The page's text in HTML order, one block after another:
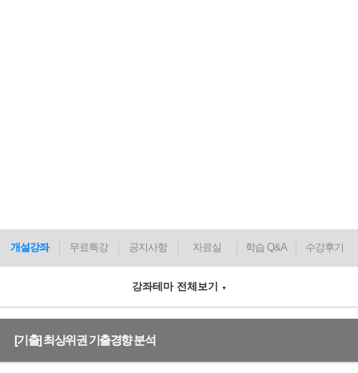
개설강좌 무료특강 공지사항 자료실 학습 Q&A 수강후기
강좌테마 전체보기 ▼
[기출] 최상위권 기출경향 분석